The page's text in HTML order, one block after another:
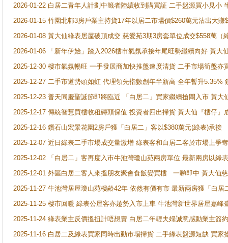
2026-01-22 白居二青年人計劃中籤者陸續收到購買証 二手盤源買小見小
2026-01-15 竹園北邨3房戶業主持貨17年以居二市場價$260萬元沽出大賺
2026-01-08 黃大仙綠表居屋破頂成交 慈愛苑3期3房套單位成交$558萬（
2026-01-06 「新年伊始」踏入2026樓市氣氛承接年尾旺勢繼續向好 黃
2025-12-30 樓市氣氛暢旺 一手發展商加快推盤速度清貨 二手市場筍盤
2025-12-27 二手市道勢頭如虹 代理領先指數創年半新高 全年暫升5.35%
2025-12-23 普天同慶聖誕節即將臨近 「白居二」買家繼續搶閘入市 黃
2025-12-17 傳統智慧買樓收租磚頭保值 投資者四出掃貨 黃大仙『樓仔
2025-12-16 鑽石山宏景花園2房戶獲「白居二」客以$380萬元(綠表)承接
2025-12-07 近日綠表二手市場成交量激增 綠表客和白居二客於市場上
2025-12-02 「白居二」客再度入市牛池灣瓊山苑兩房單位 最新兩房以綠
2025-12-01 外區白居二客人來搵朋友聚會食飯變買樓 一睇即中 黃大仙
2025-11-27 牛池灣居屋瓊山苑樓齢42年 依然有價有市 最新兩房獲「白居
2025-11-25 樓市回暖 綠表公屋客亦趁勢入市上車 牛池灣新世界居屋嘉峰
2025-11-24 綠表業主反價搵扭計唔想賣 白居二年輕夫婦誠意感動業主簽
2025-11-16 白居二及綠表買家同時出動市場掃貨 二手綠表盤源短缺 買